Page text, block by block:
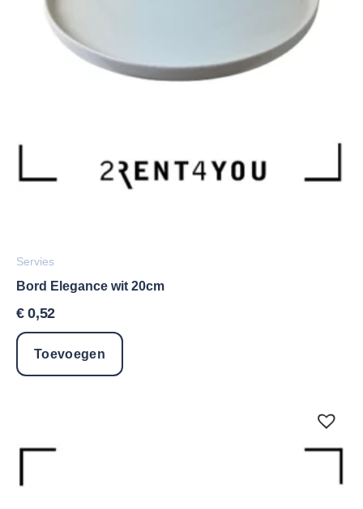
Servies
Bord Elegance wit 20cm
€0,52
Toevoegen